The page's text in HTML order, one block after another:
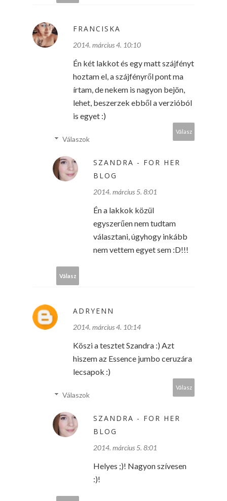
FRANCISKA
2014. március 4. 10:10
Én két lakkot és egy matt szájfényt
hoztam el, a szájfényről pont ma
írtam, de nekem is nagyon bejön,
lehet, beszerzek ebből a verzióból
is egyet :)
Válasz
Válaszok
SZANDRA - FOR HER
BLOG
2014. március 5. 8:01
Én a lakkok közül
egyszerűen nem tudtam
választani, úgyhogy inkább
nem vettem egyet sem :D!!!
Válasz
ADRYENN
2014. március 4. 10:14
Köszi a tesztet Szandra :) Azt
hiszem az Essence jumbo ceruzára
lecsapok :)
Válasz
Válaszok
SZANDRA - FOR HER
BLOG
2014. március 5. 8:01
Helyes ;)! Nagyon szívesen
:)!